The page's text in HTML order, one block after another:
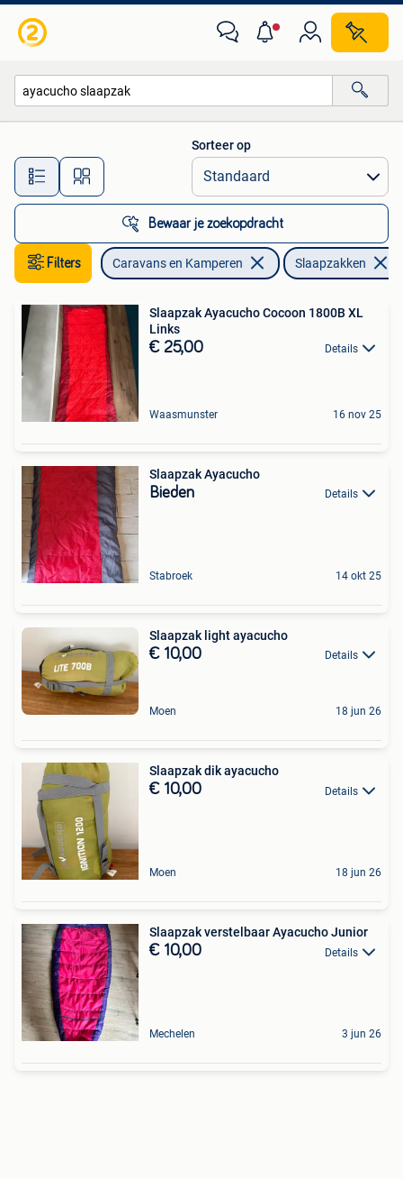
Alle afstanden…
Sorteer op
Bewaar je zoekopdracht
Filters Caravans en Kamperen Slaapzakken
Slaapzak Ayacucho Cocoon 1800B XL
Links
€ 25,00 Details
Waasmunster 16 nov 25
Slaapzak Ayacucho
Bieden Details
Stabroek 14 okt 25
Slaapzak light ayacucho
€ 10,00 Details
Moen 18 jun 26
Slaapzak dik ayacucho
€ 10,00 Details
Moen 18 jun 26
Slaapzak verstelbaar Ayacucho Junior
€ 10,00 Details
Mechelen 3 jun 26